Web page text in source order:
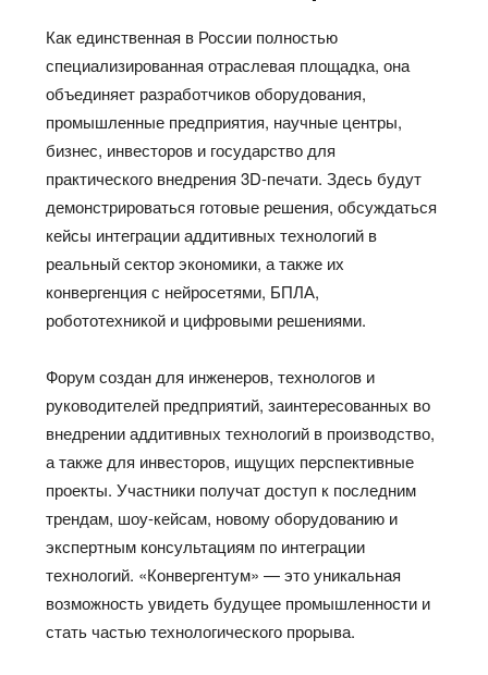
Как единственная в России полностью
специализированная отраслевая площадка, она
объединяет разработчиков оборудования,
промышленные предприятия, научные центры,
бизнес, инвесторов и государство для
практического внедрения 3D-печати. Здесь будут
демонстрироваться готовые решения, обсуждаться
кейсы интеграции аддитивных технологий в
реальный сектор экономики, а также их
конвергенция с нейросетями, БПЛА,
робототехникой и цифровыми решениями.
Форум создан для инженеров, технологов и
руководителей предприятий, заинтересованных во
внедрении аддитивных технологий в производство,
а также для инвесторов, ищущих перспективные
проекты. Участники получат доступ к последним
трендам, шоу-кейсам, новому оборудованию и
экспертным консультациям по интеграции
технологий. «Конвергентум» — это уникальная
возможность увидеть будущее промышленности и
стать частью технологического прорыва.